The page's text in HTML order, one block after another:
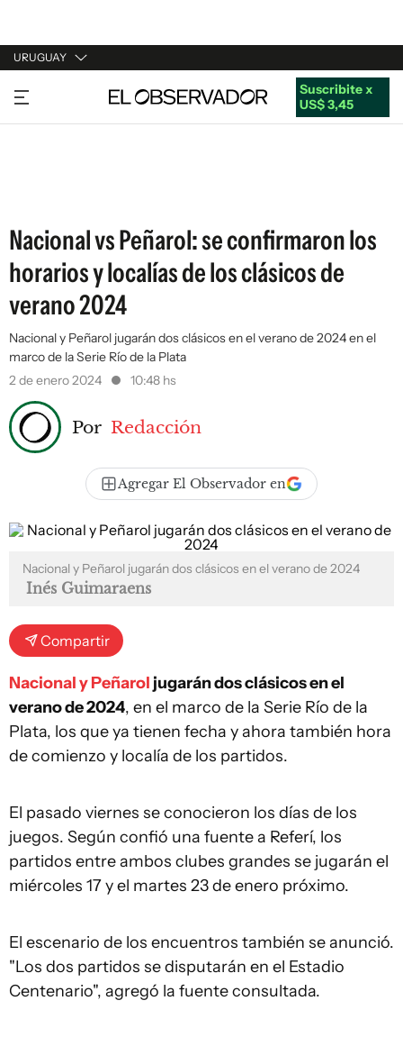
URUGUAY
URUGUAY
ARGENTINA
Suscribite x
US$ 3,45
Nacional vs Peñarol: se confirmaron los
horarios y localías de los clásicos de
verano 2024
Nacional y Peñarol jugarán dos clásicos en el verano de 2024 en el
marco de la Serie Río de la Plata
2 de enero 2024
10:48 hs
Por Redacción
Agregar El Observador en
Nacional y Peñarol jugarán dos clásicos en el verano de 2024
Inés Guimaraens
Compartir
Nacional y Peñarol jugarán dos clásicos en el
verano de 2024, en el marco de la Serie Río de la
Plata, los que ya tienen fecha y ahora también hora
de comienzo y localía de los partidos.
El pasado viernes se conocieron los días de los
juegos. Según confió una fuente a Referí, los
partidos entre ambos clubes grandes se jugarán el
miércoles 17 y el martes 23 de enero próximo.
El escenario de los encuentros también se anunció.
"Los dos partidos se disputarán en el Estadio
Centenario", agregó la fuente consultada.